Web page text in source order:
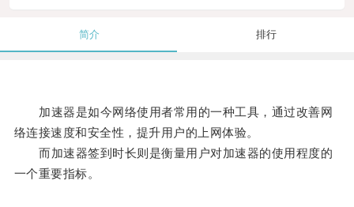
简介 排行
加速器是如今网络使用者常用的一种工具，通过改善网
络连接速度和安全性，提升用户的上网体验。
而加速器签到时长则是衡量用户对加速器的使用程度的
一个重要指标。